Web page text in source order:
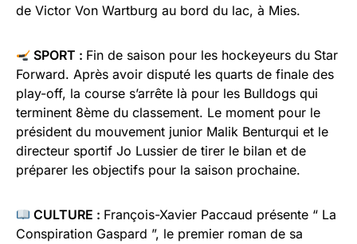
de Victor Von Wartburg au bord du lac, à Mies.
SPORT : Fin de saison pour les hockeyeurs du Star
Forward. Après avoir disputé les quarts de finale des
play-off, la course s’arrête là pour les Bulldogs qui
terminent 8ème du classement. Le moment pour le
président du mouvement junior Malik Benturqui et le
directeur sportif Jo Lussier de tirer le bilan et de
préparer les objectifs pour la saison prochaine.
CULTURE : François-Xavier Paccaud présente “ La
Conspiration Gaspard ”, le premier roman de sa